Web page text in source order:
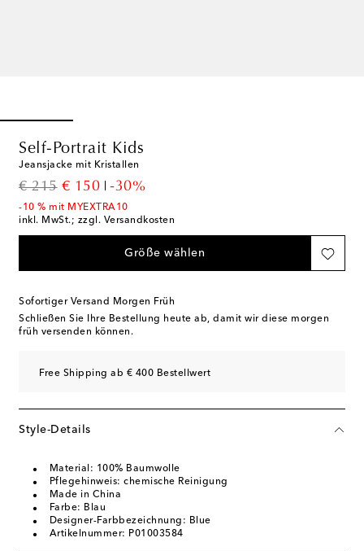
Self-Portrait Kids
Jeansjacke mit Kristallen
€ 215
original price
€ 150
discount price
-30%
-10 % mit MYEXTRA10
inkl. MwSt.; zzgl. Versandkosten
Größe wählen
Sofortiger Versand Morgen Früh
Schließen Sie Ihre Bestellung heute ab, damit wir diese morgen
früh versenden können.
Free Shipping ab € 400 Bestellwert
Style-Details
Material: 100% Baumwolle
Pflegehinweis: chemische Reinigung
Made in China
Farbe: Blau
Designer-Farbbezeichnung: Blue
Artikelnummer: P01003584